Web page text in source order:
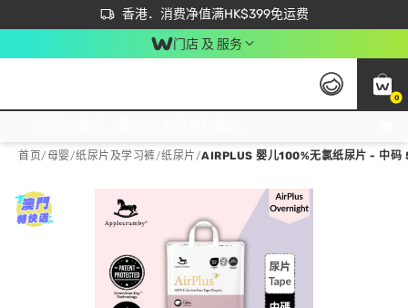
香港．消费净值满HK$399免运费
立即成为易赏钱会员尽享独家优惠
首次APP下单买满$450 输入 NEWAPP 即减$50
门店 及 服务
0
首页/母婴/纸尿片及学习裤/纸尿片/AIRPLUS 婴儿100%无氯纸尿片 - 中